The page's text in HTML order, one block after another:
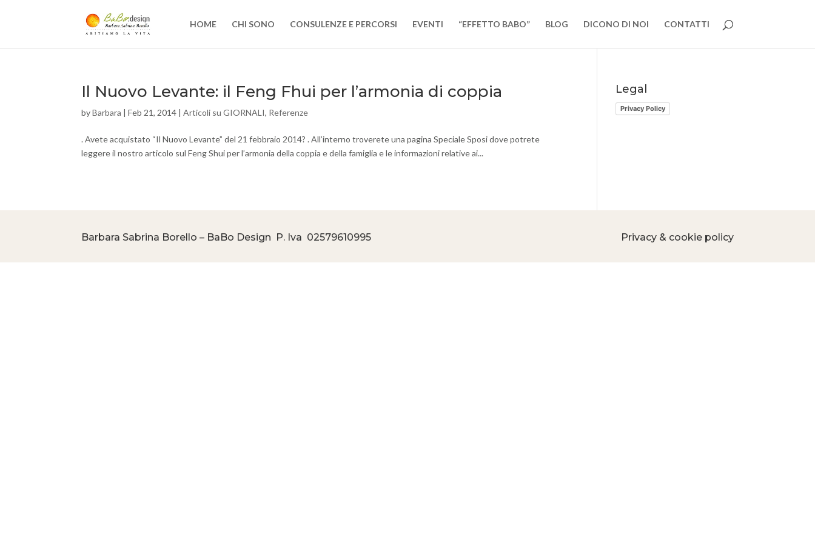
HOME CHI SONO CONSULENZE E PERCORSI EVENTI “EFFETTO BABO” BLOG DICONO DI NOI CONTATTI
Il Nuovo Levante: il Feng Fhui per l’armonia di coppia
byBarbara |Feb 21, 2014 |Articoli su GIORNALI, Referenze
. Avete acquistato “Il Nuovo Levante” del 21 febbraio 2014? . All’interno troverete una pagina Speciale Sposi dove potrete
leggere il nostro articolo sul Feng Shui per l’armonia della coppia e della famiglia e le informazioni relative ai...
Legal
Privacy Policy
Barbara Sabrina Borello – BaBo Design P. Iva 02579610995 Privacy & cookie policy